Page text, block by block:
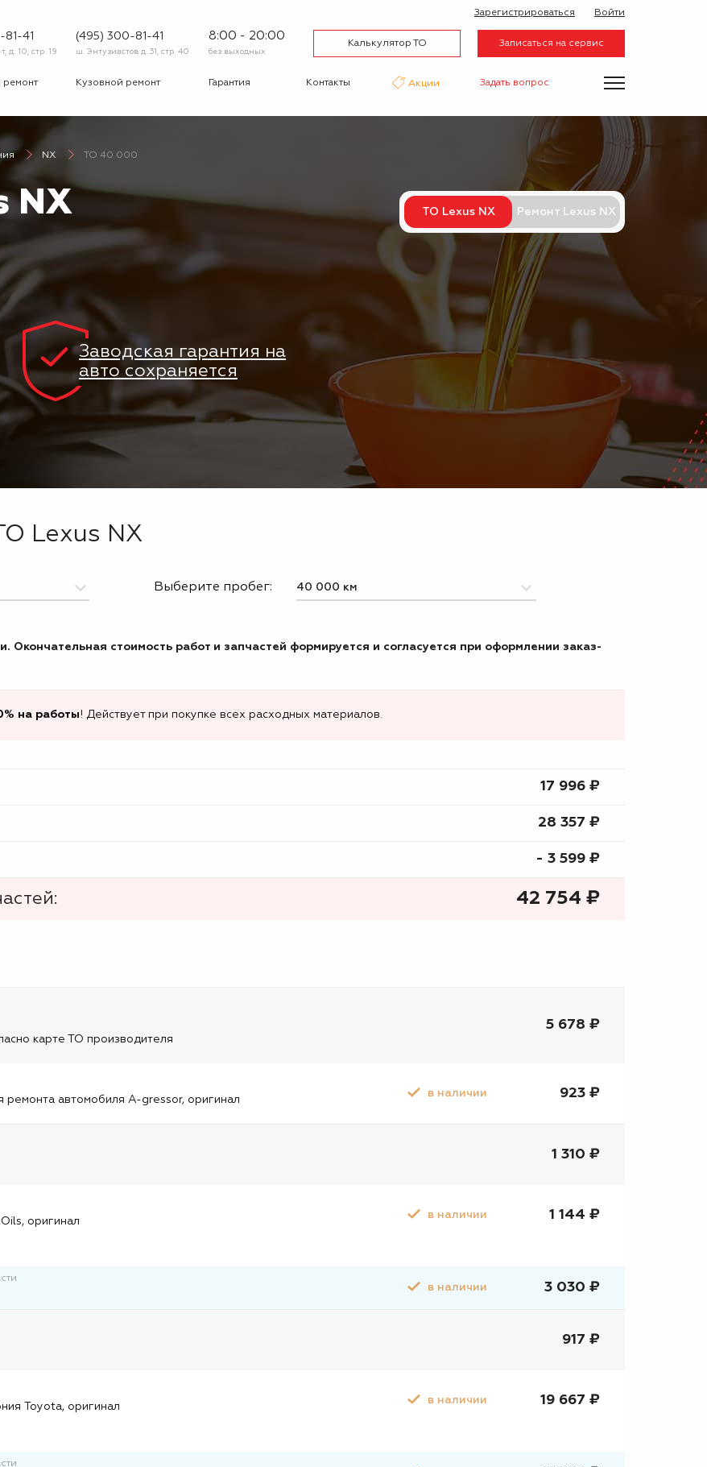
41
д. 10, стр. 19
(495) 300-81-41
ш. Энтузиастов д. 31, стр. 40
8:00 - 20:00
без выходных
Калькулятор ТО Записаться на сервис
Зарегистрироваться Войти
ремонт Кузовной ремонт Гарантия Контакты Акции Задать вопрос
NX ТО 40 000
NX ТО Lexus NX Ремонт Lexus NX
Заводская гарантия на
авто сохраняется
Lexus NX
Выберите пробег:
стоимость работ и запчастей формируется и согласуется при оформлении заказ-
на работы! Действует при покупке всех расходных материалов.
17 996 ₷
28 357 ₷
- 3 599 ₷
42 754 ₷
карте ТО производителя
5 678 ₽
ремонта автомобиля A-gressor, оригинал
в наличии 923 ₽
1 310 ₽
оригинал
в наличии 1 144 ₽
в наличии 3 030 ₽
917 ₽
Toyota, оригинал
в наличии 19 667 ₽